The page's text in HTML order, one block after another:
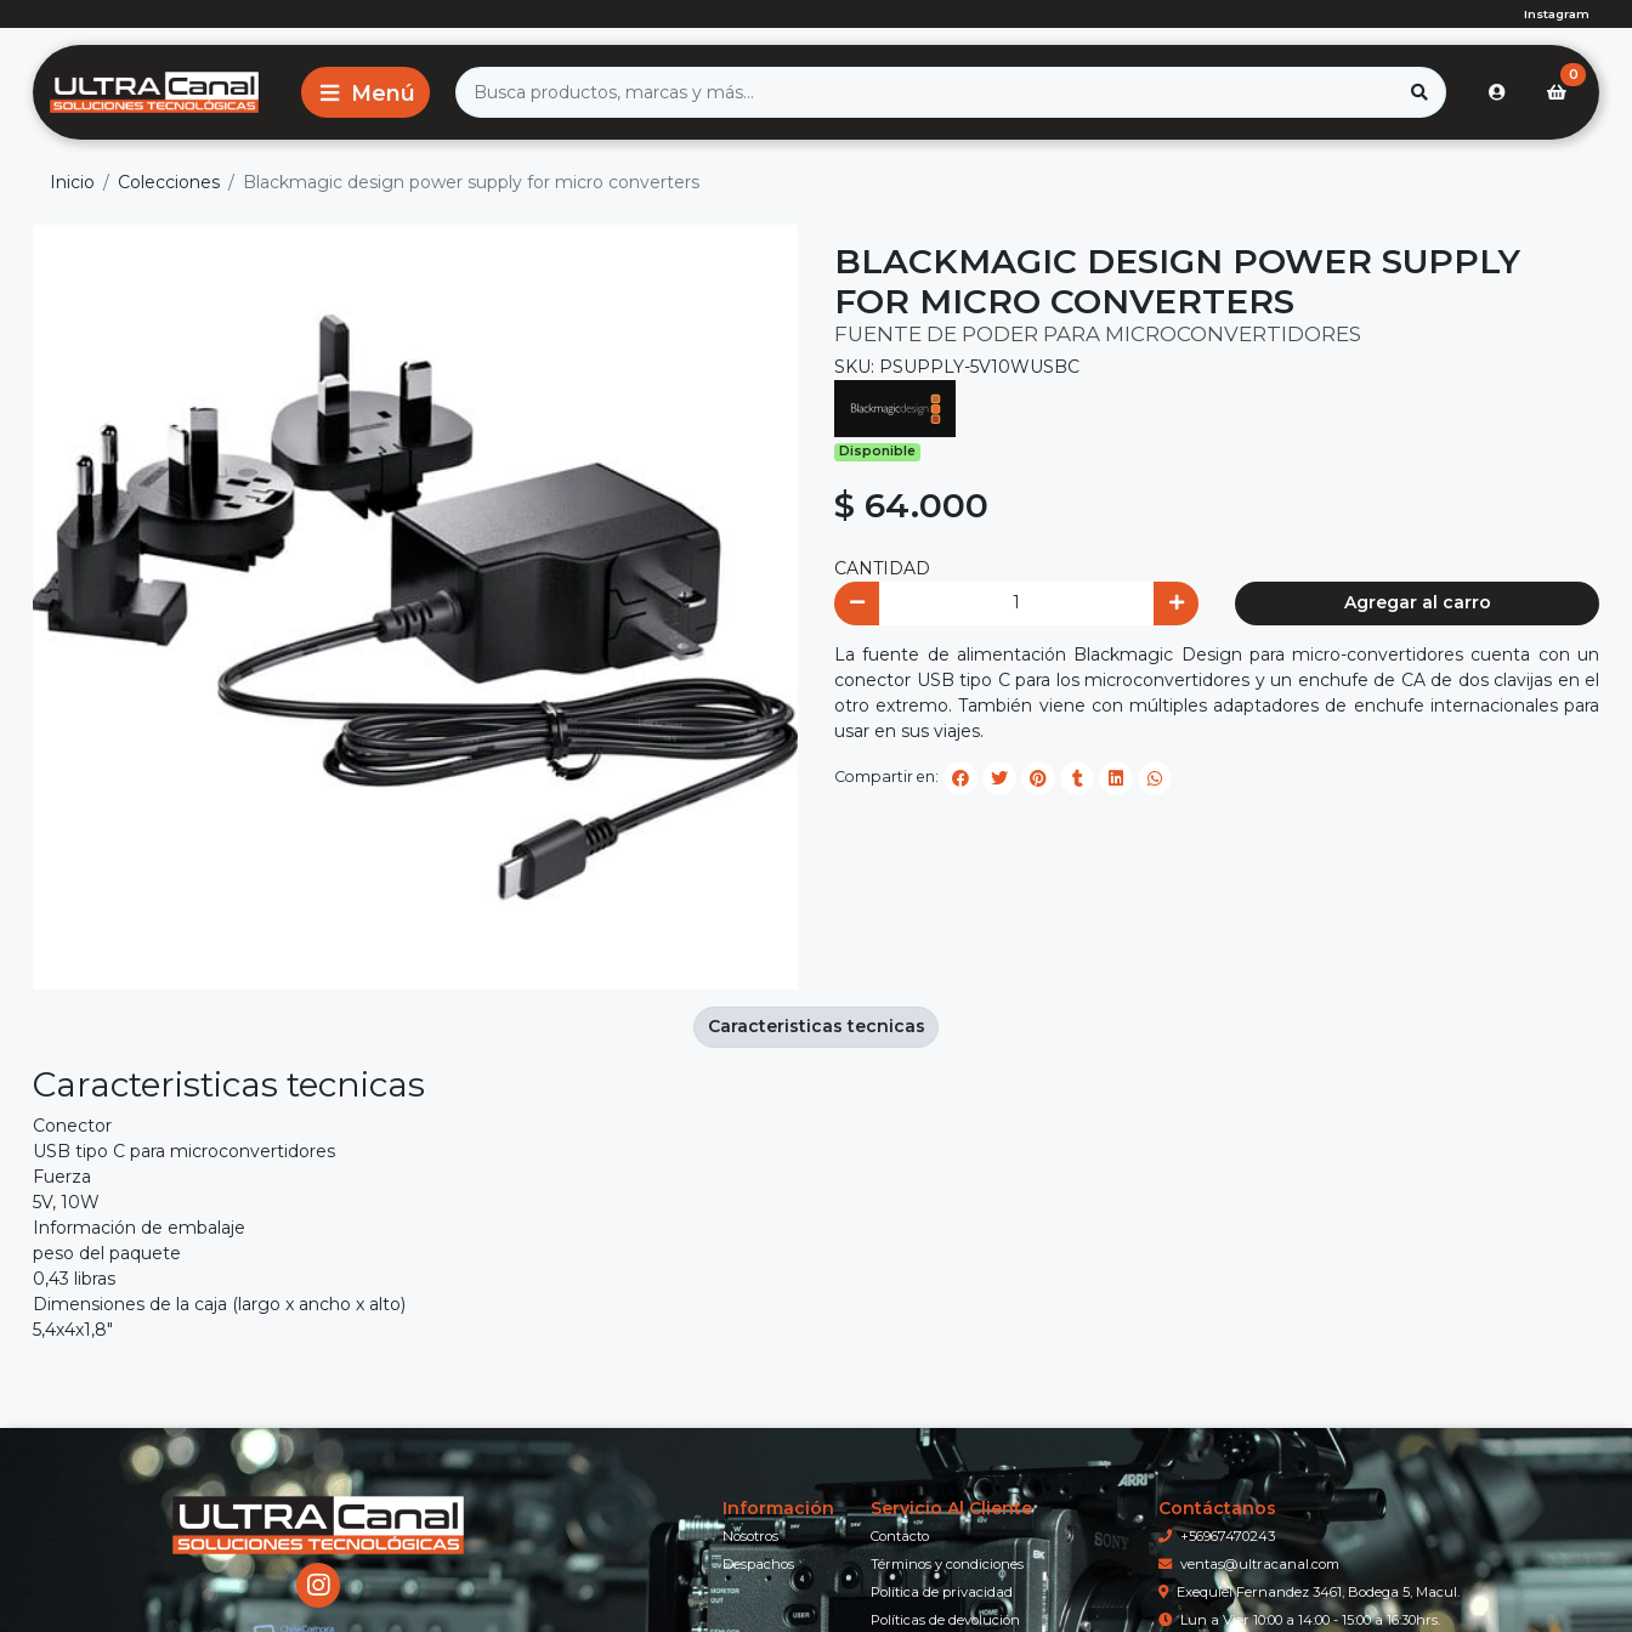
Instagram
0
Inicio Colecciones Blackmagic design power supply for micro converters
BLACKMAGIC DESIGN POWER SUPPLY
FOR MICRO CONVERTERS
FUENTE DE PODER PARA MICROCONVERTIDORES
SKU: PSUPPLY-5V10WUSBC
Disponible
$ 64.000
CANTIDAD
Agregar al carro
La fuente de alimentación Blackmagic Design para micro-convertidores cuenta con un
conector USB tipo C para los microconvertidores y un enchufe de CA de dos clavijas en el
otro extremo. También viene con múltiples adaptadores de enchufe internacionales para
usar en sus viajes.
Compartir en:
Caracteristicas tecnicas
Conector
USB tipo C para microconvertidores
Fuerza
5V, 10W
Información de embalaje
peso del paquete
0,43 libras
Dimensiones de la caja (largo x ancho x alto)
5,4x4x1,8"
Caracteristicas tecnicas
Información
Nosotros
Despachos
Servicio Al Cliente
Contacto
Términos y condiciones
Política de privacidad
Políticas de devolución
Contáctanos
+56967470243
ventas@ultracanal.com
Exequiel Fernandez 3461, Bodega 5, Macul.
Lun a Vier 10:00 a 14:00 - 15:00 a 16:30hrs.